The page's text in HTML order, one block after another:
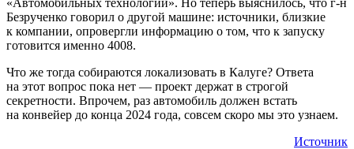
Безрученко говорил о другой машине: источники, близкие
к компании, опровергли информацию о том, что к запуску
готовится именно 4008.
Что же тогда собираются локализовать в Калуге? Ответа
на этот вопрос пока нет — проект держат в строгой
секретности. Впрочем, раз автомобиль должен встать
на конвейер до конца 2024 года, совсем скоро мы это узнаем.
Источник